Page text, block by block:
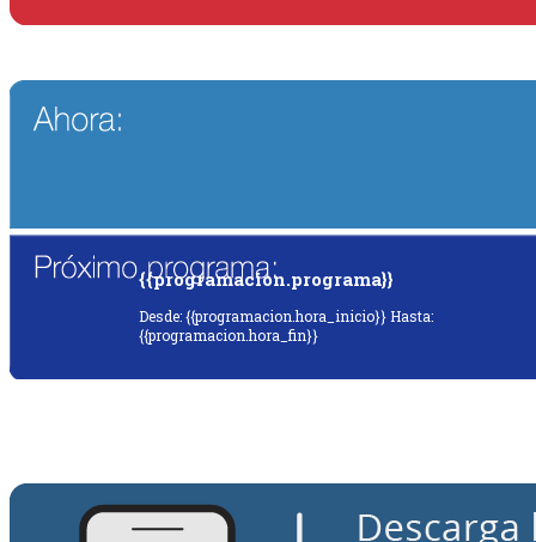
{{programacion.programa}}
Desde: {{programacion.hora_inicio}} Hasta:
{{programacion.hora_fin}}